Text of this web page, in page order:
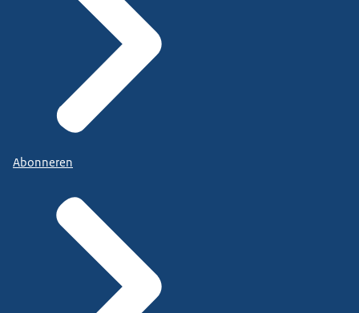
Abonneren